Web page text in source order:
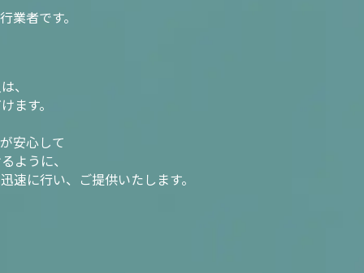
業者です。
、
ます。
安心して
ように、
速に行い、ご提供いたします。